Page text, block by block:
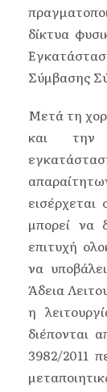
δίκτυα
Σύμβασης
Μετά τη
και την
εισέρχεται
μπορεί να
επιτυχή
να
Άδεια
η
διέπονται
3982/2011